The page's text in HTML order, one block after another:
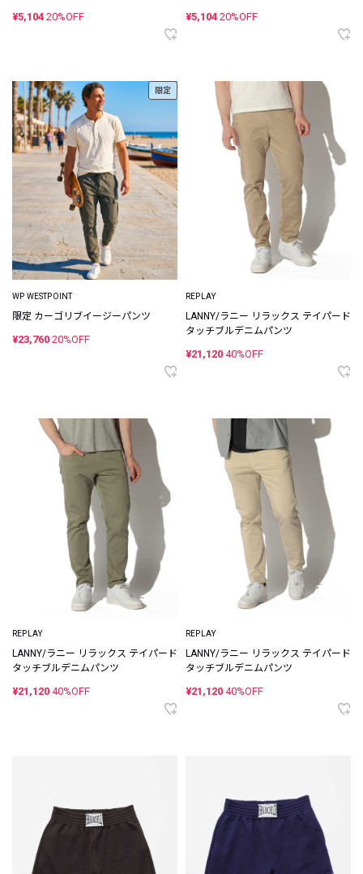
¥5,104 20%OFF ¥5,104 20%OFF
限定
WP WESTPOINT
限定 カーゴリブイージーパンツ
¥23,760 20%OFF
REPLAY
LANNY/ラニー リラックス テイパード
タッチブルデニムパンツ
¥21,120 40%OFF
REPLAY
LANNY/ラニー リラックス テイパード
タッチブルデニムパンツ
¥21,120 40%OFF
REPLAY
LANNY/ラニー リラックス テイパード
タッチブルデニムパンツ
¥21,120 40%OFF